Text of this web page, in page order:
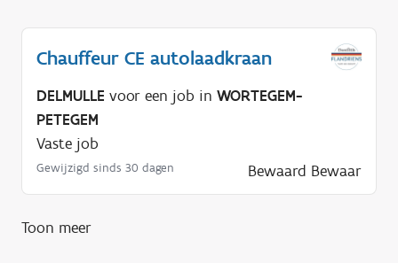
Chauffeur CE autolaadkraan
DELMULLE voor een job in WORTEGEM-
PETEGEM
Vaste job
Gewijzigd sinds 30 dagen Bewaard Bewaar
Toon meer